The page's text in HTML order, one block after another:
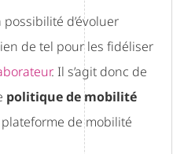
d’évoluer
de tel pour les fidéliser
. Il s’agit donc de
politique de mobilité
de mobilité